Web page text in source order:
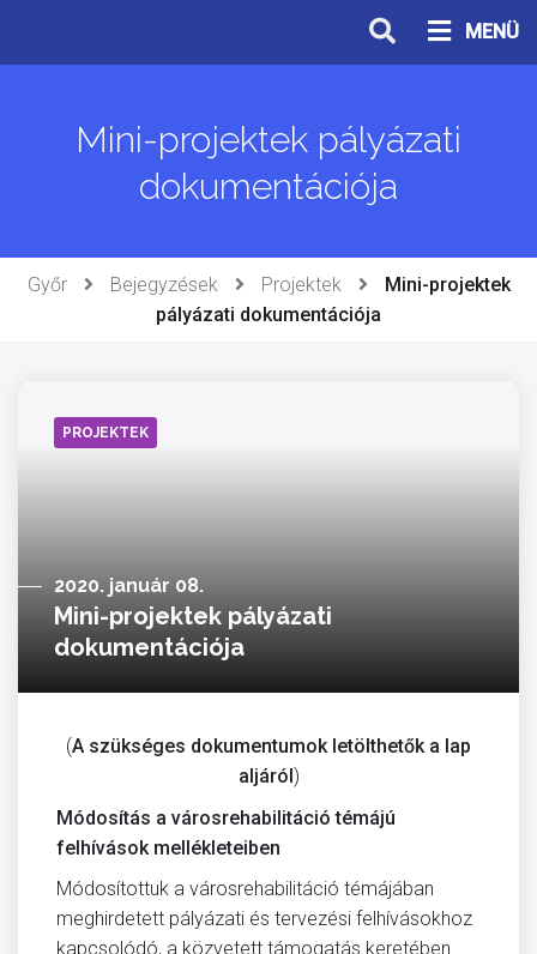
tartalomhoz
MENÜ
Mini-projektek pályázati
dokumentációja
Győr Bejegyzések Projektek
Mini-projektek
pályázati dokumentációja
PROJEKTEK
2020. január 08.
Mini-projektek pályázati
dokumentációja
(A szükséges dokumentumok letölthetők a lap
aljáról)
Módosítás a városrehabilitáció témájú
felhívások mellékleteiben
Módosítottuk a városrehabilitáció témájában
meghirdetett pályázati és tervezési felhívásokhoz
kapcsolódó, a közvetett támogatás keretében